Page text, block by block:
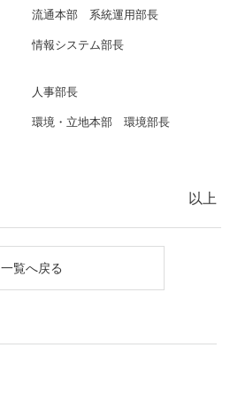
流通本部 系統運用部長
情報システム部長
人事部長
環境・立地本部 環境部長
以上
一覧へ戻る